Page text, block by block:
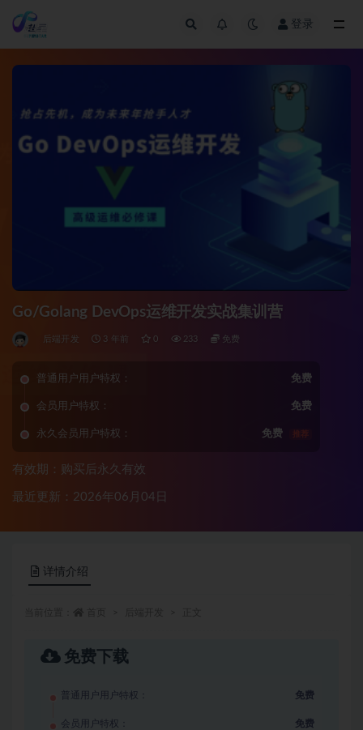
登录
Go/Golang DevOps运维开发实战集训营
后端开发 3 年前 0 233 免费
普通用户用户特权： 免费
会员用户特权： 免费
永久会员用户特权： 免费 推荐
有效期：购买后永久有效
最近更新：2026年06月04日
详情介绍
免费下载
普通用户用户特权： 免费
会员用户特权： 免费